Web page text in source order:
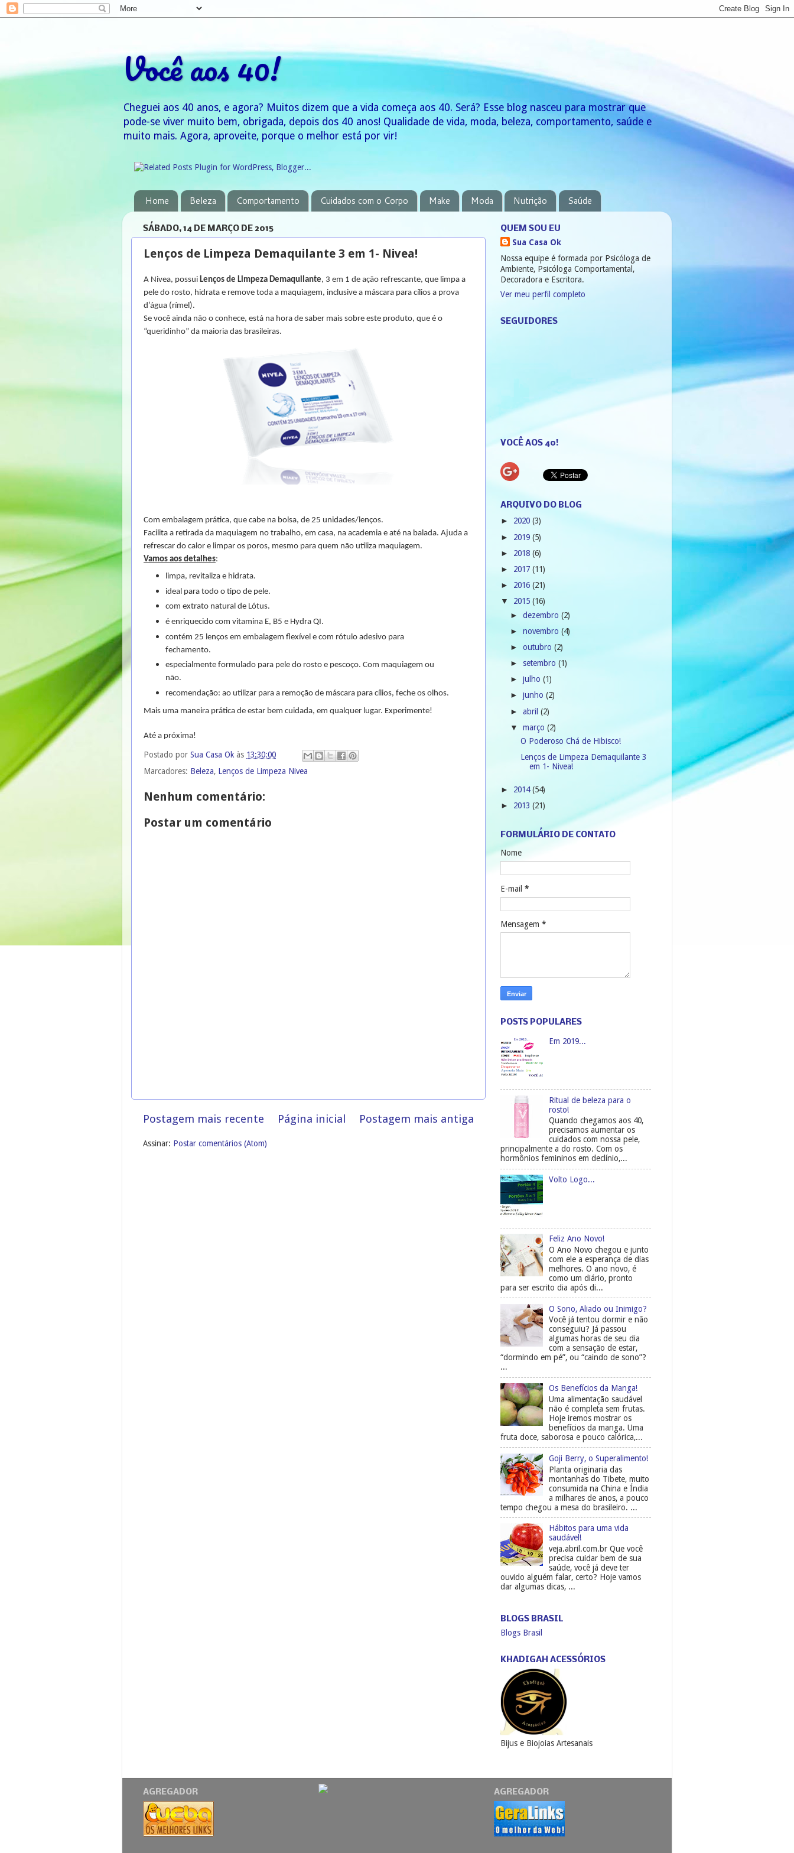
Você aos 40!
Cheguei aos 40 anos, e agora? Muitos dizem que a vida começa aos 40. Será? Esse blog nasceu para mostrar que
pode-se viver muito bem, obrigada, depois dos 40 anos! Qualidade de vida, moda, beleza, comportamento, saúde e
muito mais. Agora, aproveite, porque o melhor está por vir!
Home Beleza Comportamento Cuidados com o Corpo Make Moda Nutrição Saúde
SÁBADO, 14 DE MARÇO DE 2015
Lenços de Limpeza Demaquilante 3 em 1- Nivea!
A Nivea, possui Lenços de Limpeza Demaquilante, 3 em 1 de ação refrescante, que limpa a
pele do rosto, hidrata e remove toda a maquiagem, inclusive a máscara para cílios a prova
d’água (rímel).
Se você ainda não o conhece, está na hora de saber mais sobre este produto, que é o
“queridinho” da maioria das brasileiras.
Com embalagem prática, que cabe na bolsa, de 25 unidades/lenços.
Facilita a retirada da maquiagem no trabalho, em casa, na academia e até na balada. Ajuda a
refrescar do calor e limpar os poros, mesmo para quem não utiliza maquiagem.
Vamos aos detalhes:
limpa, revitaliza e hidrata.
ideal para todo o tipo de pele.
com extrato natural de Lótus.
é enriquecido com vitamina E, B5 e Hydra QI.
contém 25 lenços em embalagem flexível e com rótulo adesivo para
fechamento.
especialmente formulado para pele do rosto e pescoço. Com maquiagem ou
não.
recomendação: ao utilizar para a remoção de máscara para cílios, feche os olhos.
Mais uma maneira prática de estar bem cuidada, em qualquer lugar. Experimente!
Até a próxima!
Postado por Sua Casa Ok às 13:30:00
Marcadores: Beleza, Lenços de Limpeza Nivea
Nenhum comentário:
Postar um comentário
Postagem mais recente Postagem mais antiga
Página inicial
Assinar: Postar comentários (Atom)
QUEM SOU EU
Sua Casa Ok
Nossa equipe é formada por Psicóloga de
Ambiente, Psicóloga Comportamental,
Decoradora e Escritora.
Ver meu perfil completo
SEGUIDORES
VOCÊ AOS 40!
ARQUIVO DO BLOG
► 2020 (3)
► 2019 (5)
► 2018 (6)
► 2017 (11)
► 2016 (21)
▼ 2015 (16)
►dezembro(2)
►novembro(4)
►outubro(2)
►setembro(1)
►julho(1)
►junho(2)
►abril(2)
▼março(2)
O Poderoso Chá de Hibisco!
Lenços de Limpeza Demaquilante 3
em 1- Nivea!
► 2014(54)
► 2013 (21)
FORMULÁRIO DE CONTATO
Nome
E-mail *
Mensagem *
POSTS POPULARES
Em 2019...
Ritual de beleza para o
rosto!
Quando chegamos aos 40,
precisamos aumentar os
cuidados com nossa pele,
principalmente a do rosto. Com os
hormônios femininos em declínio,...
Volto Logo...
Feliz Ano Novo!
O Ano Novo chegou e junto
com ele a esperança de dias
melhores. O ano novo, é
como um diário, pronto
para ser escrito dia após di...
O Sono, Aliado ou Inimigo?
Você já tentou dormir e não
conseguiu? Já passou
algumas horas de seu dia
com a sensação de estar,
“dormindo em pé”, ou “caindo de sono”?
...
Os Benefícios da Manga!
Uma alimentação saudável
não é completa sem frutas.
Hoje iremos mostrar os
benefícios da manga. Uma
fruta doce, saborosa e pouco calórica,...
Goji Berry, o Superalimento!
Planta originaria das
montanhas do Tibete, muito
consumida na China e Índia
a milhares de anos, a pouco
tempo chegou a mesa do brasileiro. ...
Hábitos para uma vida
saudável!
veja.abril.com.br Que você
precisa cuidar bem de sua
saúde, você já deve ter
ouvido alguém falar, certo? Hoje vamos
dar algumas dicas, ...
BLOGS BRASIL
Blogs Brasil
KHADIGAH ACESSÓRIOS
Bijus e Biojoias Artesanais
AGREGADOR AGREGADOR